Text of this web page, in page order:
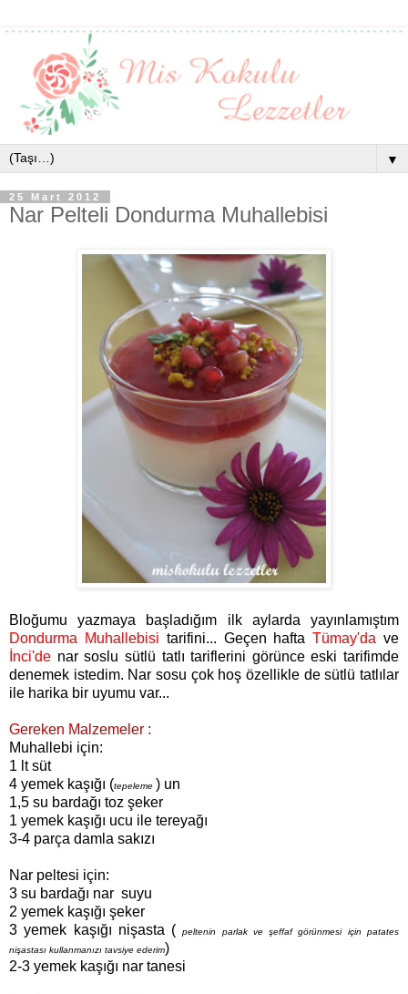
▼
25 Mart 2012
Nar Pelteli Dondurma Muhallebisi
Bloğumu yazmaya başladığım ilk aylarda yayınlamıştım
Dondurma Muhallebisi tarifini... Geçen haftaTümay'da ve
İnci'de nar soslu sütlü tatlı tariflerini görünce eski tarifimde
denemek istedim. Nar sosu çok hoş özellikle de sütlü tatlılar
ile harika bir uyumu var...
Gereken Malzemeler :
Muhallebi için:
1 lt süt
4 yemek kaşığı (tepeleme ) un
1,5 su bardağı toz şeker
1 yemek kaşığı ucu ile tereyağı
3-4 parça damla sakızı
Nar peltesi için:
3 su bardağı nar suyu
2 yemek kaşığı şeker
3 yemek kaşığı nişasta (peltenin parlak ve şeffaf görünmesi için patates
nişastası kullanmanızı tavsiye ederim)
2-3 yemek kaşığı nar tanesi